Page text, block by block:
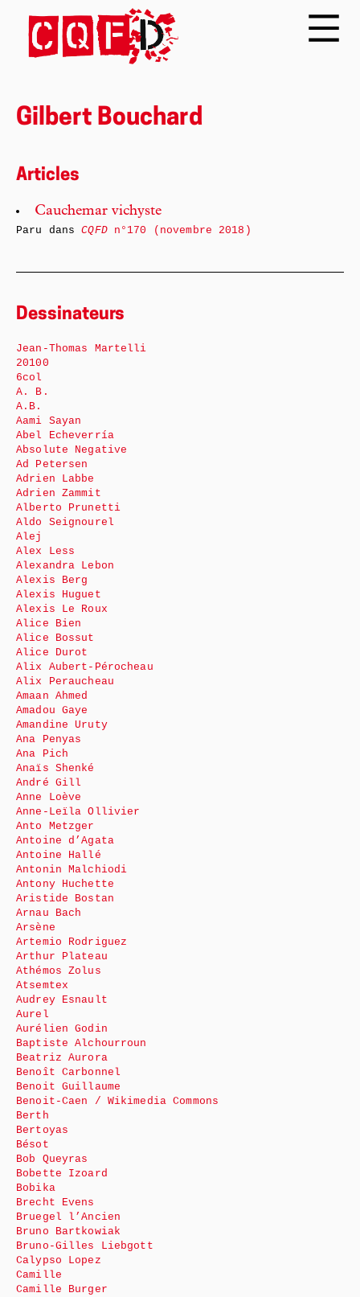
Gilbert Bouchard
Articles
Cauchemar vichyste
Paru dansCQFDn°170 (novembre 2018)
Dessinateurs
Jean-Thomas Martelli
20100
6col
A. B.
A.B.
Aami Sayan
Abel Echeverría
Absolute Negative
Ad Petersen
Adrien Labbe
Adrien Zammit
Alberto Prunetti
Aldo Seignourel
Alej
Alex Less
Alexandra Lebon
Alexis Berg
Alexis Huguet
Alexis Le Roux
Alice Bien
Alice Bossut
Alice Durot
Alix Aubert-Pérocheau
Alix Peraucheau
Amaan Ahmed
Amadou Gaye
Amandine Uruty
Ana Penyas
Ana Pich
Anaïs Shenké
André Gill
Anne Loève
Anne-Leïla Ollivier
Anto Metzger
Antoine d’Agata
Antoine Hallé
Antonin Malchiodi
Antony Huchette
Aristide Bostan
Arnau Bach
Arsène
Artemio Rodriguez
Arthur Plateau
Athémos Zolus
Atsemtex
Audrey Esnault
Aurel
Aurélien Godin
Baptiste Alchourroun
Beatriz Aurora
Benoît Carbonnel
Benoit Guillaume
Benoit-Caen / Wikimedia Commons
Berth
Bertoyas
Bésot
Bob Queyras
Bobette Izoard
Bobika
Brecht Evens
Bruegel l’Ancien
Bruno Bartkowiak
Bruno-Gilles Liebgott
Calypso Lopez
Camille
Camille Burger